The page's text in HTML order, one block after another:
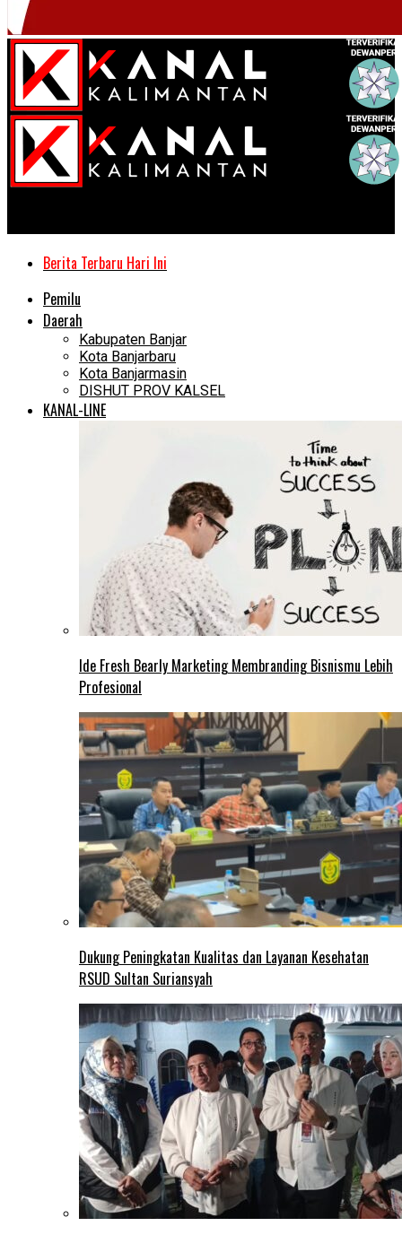
Berita Terbaru Hari Ini
Pemilu
Daerah
Kabupaten Banjar
Kota Banjarbaru
Kota Banjarmasin
DISHUT PROV KALSEL
KANAL-LINE
Ide Fresh Bearly Marketing Membranding Bisnismu Lebih
Profesional
Dukung Peningkatan Kualitas dan Layanan Kesehatan
RSUD Sultan Suriansyah